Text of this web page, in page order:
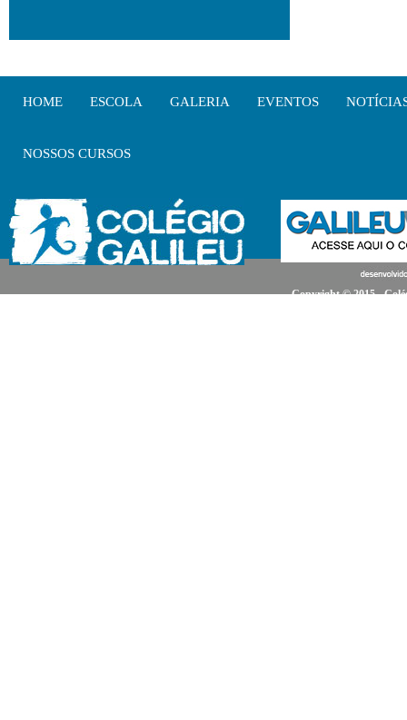
HOME ESCOLA GALERIA EVENTOS
NOSSOS CURSOS
Copyright © 2015 -